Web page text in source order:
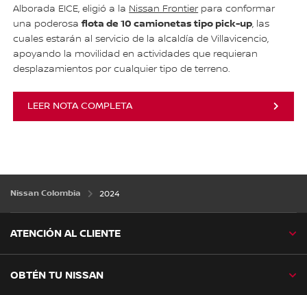
Alborada EICE, eligió a la Nissan Frontierpara conformar
una poderosaflota de 10 camionetas tipo pick-up, las
cuales estarán al servicio de la alcaldía de Villavicencio,
apoyando la movilidad en actividades que requieran
desplazamientos por cualquier tipo de terreno.
LEER NOTA COMPLETA
Nissan Colombia 2024
ATENCIÓN AL CLIENTE
OBTÉN TU NISSAN